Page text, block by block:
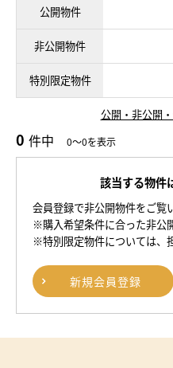
公開物件
非公開物件
特別限定物件
公開・非公開
0 件中 0～0を表示
該当する物件
会員登録で非公開物件をご覧
※購入希望条件に合った非公
※特別限定物件については、
新規会員登録